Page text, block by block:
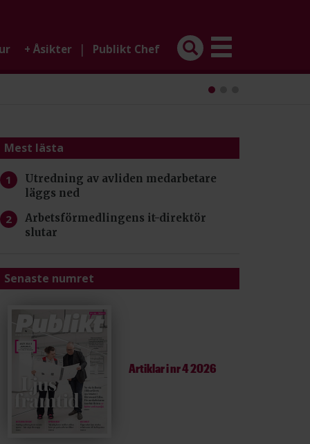
+ Åsikter | Publikt Chef
Mest lästa
Utredning av avliden medarbetare
läggs ned
Arbetsförmedlingens it-direktör
slutar
Senaste numret
Artiklar inr 4 2026